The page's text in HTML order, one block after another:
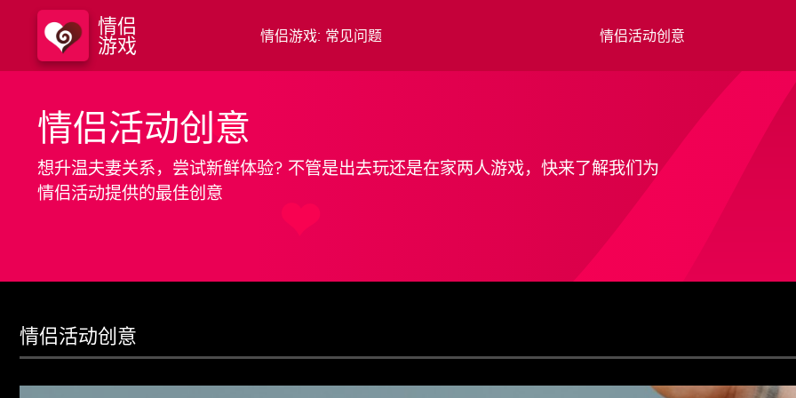
情侣
游戏
情侣游戏: 常见问题 情侣活动创意
情侣活动创意
想升温夫妻关系，尝试新鲜体验? 不管是出去玩还是在家两人游戏，快来了解我们为
情侣活动提供的最佳创意
情侣活动创意